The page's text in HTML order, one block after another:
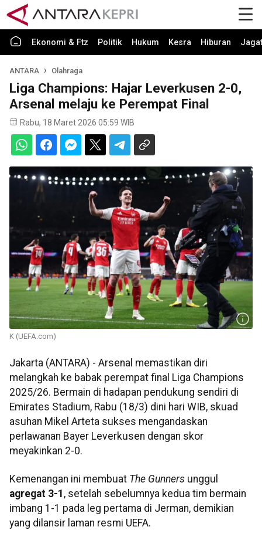
Ekonomi & Ftz Politik Hukum Kesra Hiburan Jagat
ANTARA Olahraga
Liga Champions: Hajar Leverkusen 2-0,
Arsenal melaju ke Perempat Final
Rabu, 18 Maret 2026 05:59 WIB
K (UEFA.com)
Jakarta (ANTARA) - Arsenal memastikan diri
melangkah ke babak perempat final Liga Champions
2025/26. Bermain di hadapan pendukung sendiri di
Emirates Stadium, Rabu (18/3) dini hari WIB, skuad
asuhan Mikel Arteta sukses mengandaskan
perlawanan Bayer Leverkusen dengan skor
meyakinkan 2-0.
Kemenangan ini membuat The Gunners unggul
agregat 3-1 , setelah sebelumnya kedua tim bermain
imbang 1-1 pada leg pertama di Jerman, demikian
yang dilansir laman resmi UEFA.